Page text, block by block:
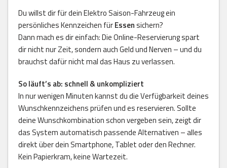
Du willst dir für dein Elektro Saison-Fahrzeug ein
persönliches Kennzeichen fürEssensichern?
Dann mach es dir einfach: Die Online-Reservierung spart
dir nicht nur Zeit, sondern auch Geld und Nerven – und du
brauchst dafür nicht mal das Haus zu verlassen.
So läuft’s ab: schnell & unkompliziert
In nur wenigen Minuten kannst du die Verfügbarkeit deines
Wunschkennzeichens prüfen und es reservieren. Sollte
deine Wunschkombination schon vergeben sein, zeigt dir
das System automatisch passende Alternativen – alles
direkt über dein Smartphone, Tablet oder den Rechner.
Kein Papierkram, keine Wartezeit.